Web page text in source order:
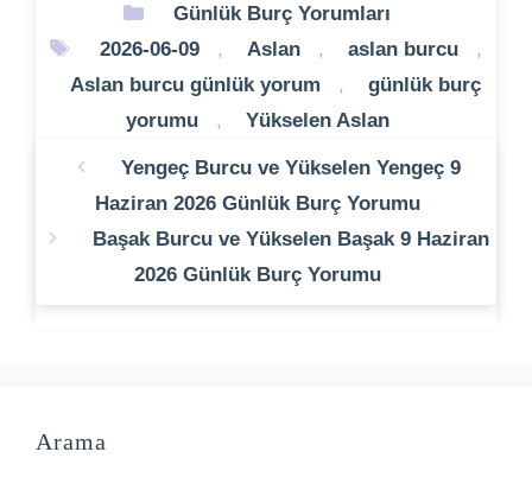
Kategoriler
Günlük Burç Yorumları
Etiketler
2026-06-09 , Aslan , aslan burcu
,
Aslan burcu günlük yorum
,
günlük burç
yorumu
, Yükselen Aslan
Yengeç Burcu ve Yükselen Yengeç 9
Haziran 2026 Günlük Burç Yorumu
Başak Burcu ve Yükselen Başak 9 Haziran
2026 Günlük Burç Yorumu
Arama